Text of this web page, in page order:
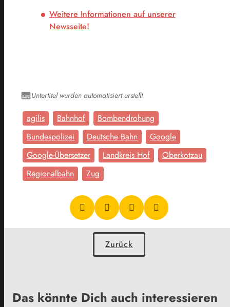
Weitere Informationen auf unserer
Newsseite!
Untertitel wurden automatisiert erstellt
agilis Bahnhof
Bombendrohung
Bundespolizei
Deutsche Bahn
Google
Google-Übersetzer
Landkreis Hof
Oberkotzau
Regionalbahn
Zug
Zurück
Das könnte Dich auch interessieren